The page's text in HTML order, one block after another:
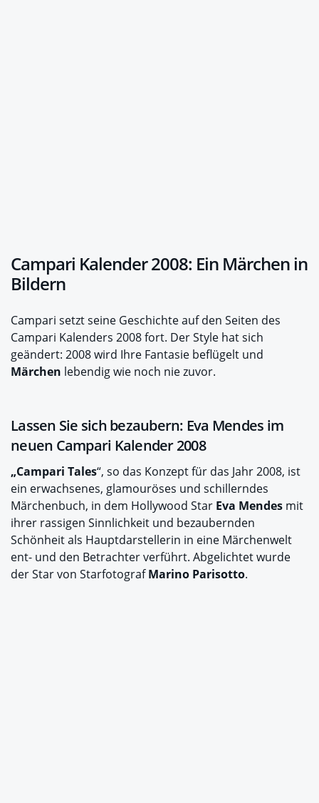
Campari Kalender 2008: Ein Märchen in
Bildern
Campari setzt seine Geschichte auf den Seiten des
Campari Kalenders 2008 fort. Der Style hat sich
geändert: 2008 wird Ihre Fantasie beflügelt und
Märchen lebendig wie noch nie zuvor.
Lassen Sie sich bezaubern: Eva Mendes im
neuen Campari Kalender 2008
„Campari Tales“, so das Konzept für das Jahr 2008, ist
ein erwachsenes, glamouröses und schillerndes
Märchenbuch, in dem Hollywood Star Eva Mendes mit
ihrer rassigen Sinnlichkeit und bezaubernden
Schönheit als Hauptdarstellerin in eine Märchenwelt
ent- und den Betrachter verführt. Abgelichtet wurde
der Star von StarfotografMarino Parisotto.